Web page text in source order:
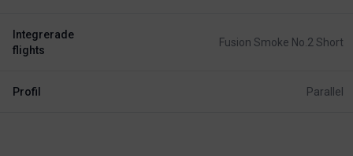
Integrerade
flights
Fusion Smoke No.2 Short
Profil Parallel